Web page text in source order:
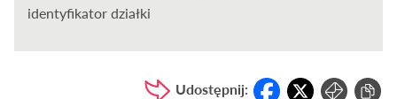
identyfikator działki
Udostępnij: